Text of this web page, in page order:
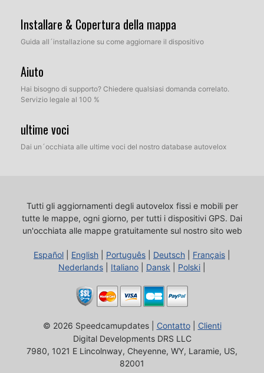
Installare & Copertura della mappa
Guida all´installazione su come aggiornare il dispositivo
Aiuto
Hai bisogno di supporto? Chiedere qualsiasi domanda correlato.
Servizio legale al 100 %
ultime voci
Dai un´occhiata alle ultime voci del nostro database autovelox
Tutti gli aggiornamenti degli autovelox fissi e mobili per
tutte le mappe, ogni giorno, per tutti i dispositivi GPS. Dai
un'occhiata alle mappe gratuitamente sul nostro sito web
Español English Português Deutsch Français
Nederlands
Italiano Dansk Polski
© 2026 Speedcamupdates | Contatto| Clienti
Digital Developments DRS LLC
7980, 1021 E Lincolnway, Cheyenne, WY, Laramie, US,
82001